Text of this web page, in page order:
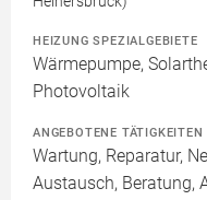
HEIZUNG SPEZIALGEBIETE
Wärmepumpe,
Photovoltaik
ANGEBOTENE TÄTIGKEITEN
Wartung, Reparatur,
Austausch, Beratung,